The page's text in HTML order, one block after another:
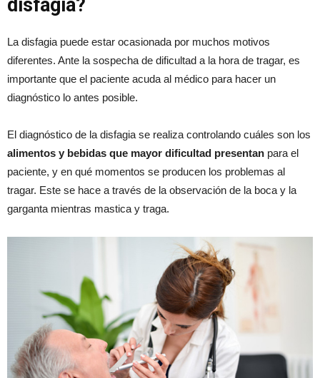
disfagia?
La disfagia puede estar ocasionada por muchos motivos
diferentes. Ante la sospecha de dificultad a la hora de tragar, es
importante que el paciente acuda al médico para hacer un
diagnóstico lo antes posible.
El diagnóstico de la disfagia se realiza controlando cuáles son los
alimentos y bebidas que mayor dificultad presentan para el
paciente, y en qué momentos se producen los problemas al
tragar. Este se hace a través de la observación de la boca y la
garganta mientras mastica y traga.